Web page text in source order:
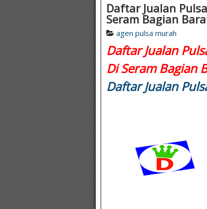
Daftar Jualan
Seram Bagian
agen pulsa murah
Daftar Jualan
Di Seram Bagian
Daftar Jualan